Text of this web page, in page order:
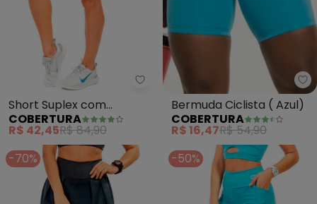
Cobertura - Short Suplex com
Short Suplex com
Estampa Feminina (Rosa
)
COBERTURA
R$ 42,45R$ 84,90
Bermuda Ciclista ( Azul)
COBERTURA
R$ 16,47R$ 54,90
-70%
-50%